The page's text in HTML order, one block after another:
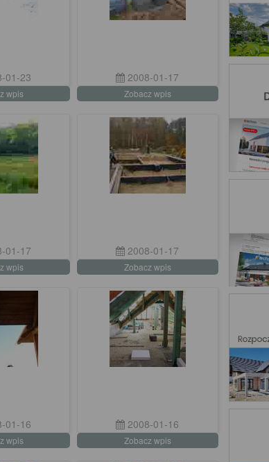
01-23
wpis
2008-01-17
Zobacz wpis
01-17
wpis
2008-01-17
Zobacz wpis
01-16
wpis
2008-01-16
Zobacz wpis